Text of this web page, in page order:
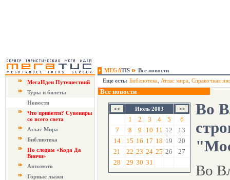
MEGATIS
Все новости
МегаИдеи Путешествий
Туры и билеты
Новости
Что привезти? Сувениры
со всего света
Атлас Мира
Библиотека
По следам «Кода Да
Винчи»
Автомото
Горные лыжи
Еще есть: Библиотека Атлас мира Справочная
Все новости
Июль 2003
1 2 3 4 5
6
7
8 9 10 11 12
13
14
15 16 17 18 19
20
21
22 23 24 25 26
27
28
29 30 31
Во
Во